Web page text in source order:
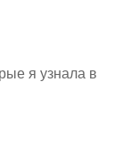
я узнала в